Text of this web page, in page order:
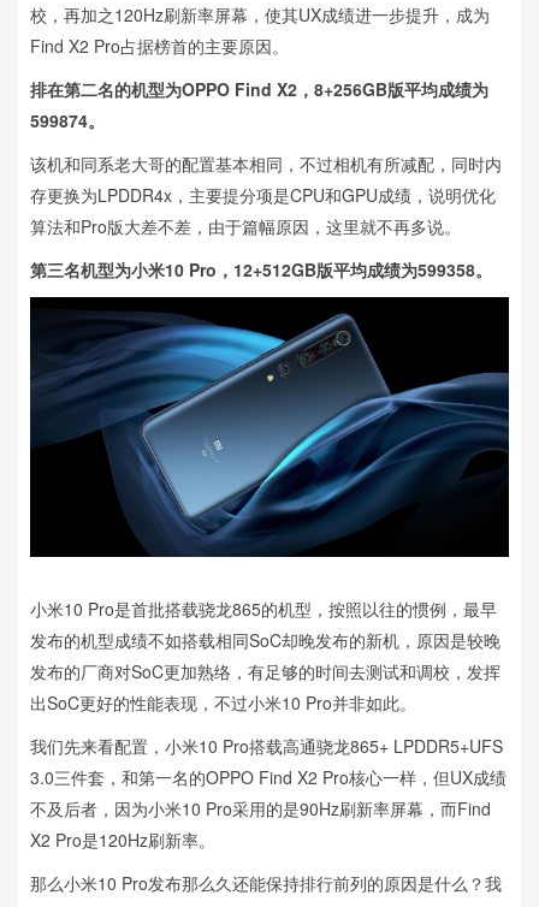
校，再加之120Hz刷新率屏幕，使其UX成绩进一步提升，成为
Find X2 Pro占据榜首的主要原因。
排在第二名的机型为OPPO Find X2，8+256GB版平均成绩为
599874。
该机和同系老大哥的配置基本相同，不过相机有所减配，同时内
存更换为LPDDR4x，主要提分项是CPU和GPU成绩，说明优化
算法和Pro版大差不差，由于篇幅原因，这里就不再多说。
第三名机型为小米10 Pro，12+512GB版平均成绩为599358。
小米10 Pro是首批搭载骁龙865的机型，按照以往的惯例，最早
发布的机型成绩不如搭载相同SoC却晚发布的新机，原因是较晚
发布的厂商对SoC更加熟络，有足够的时间去测试和调校，发挥
出SoC更好的性能表现，不过小米10 Pro并非如此。
我们先来看配置，小米10 Pro搭载高通骁龙865+ LPDDR5+UFS
3.0三件套，和第一名的OPPO Find X2 Pro核心一样，但UX成绩
不及后者，因为小米10 Pro采用的是90Hz刷新率屏幕，而Find
X2 Pro是120Hz刷新率。
那么小米10 Pro发布那么久还能保持排行前列的原因是什么？我